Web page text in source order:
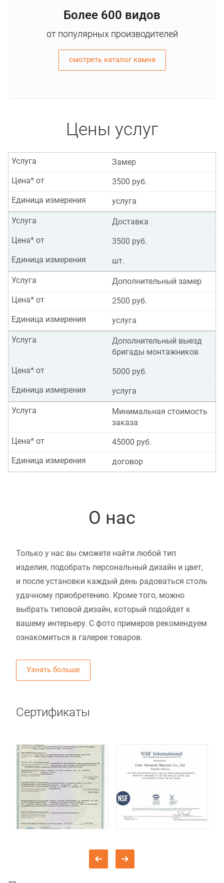
Более 600 видов
от популярных производителей
смотреть каталог камня
Цены услуг
Замер
Услуга
3500 руб.
Цена* от
услуга
Единица измерения
Доставка
Услуга
3500 руб.
Цена* от
шт.
Единица измерения
Дополнительный замер
Услуга
2500 руб.
Цена* от
услуга
Единица измерения
Дополнительный выезд
бригады монтажников
Услуга
5000 руб.
Цена* от
услуга
Единица измерения
Минимальная стоимость
заказа
Услуга
45000 руб.
Цена* от
договор
Единица измерения
О нас
Только у нас вы сможете найти любой тип
изделия, подобрать персональный дизайн и цвет,
и после установки каждый день радоваться столь
удачному приобретению. Кроме того, можно
выбрать типовой дизайн, который подойдет к
вашему интерьеру. С фото примеров рекомендуем
ознакомиться в галерее товаров.
Узнать больше
Сертификаты